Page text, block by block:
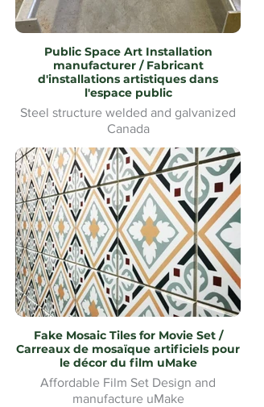
Public Space Art Installation
manufacturer / Fabricant
d'installations artistiques dans
l'espace public
Steel structure welded and galvanized
Canada
Fake Mosaic Tiles for Movie Set /
Carreaux de mosaïque artificiels pour
le décor du film uMake
Affordable Film Set Design and
manufacture uMake